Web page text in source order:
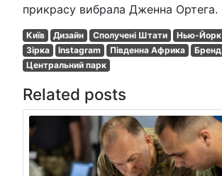
прикрасу вибрала Дженна Ортега.
Київ Дизайн Сполучені Штати Нью-Йорк
Зірка
Instagram Південна Африка
Бренд
Центральний парк
Related posts